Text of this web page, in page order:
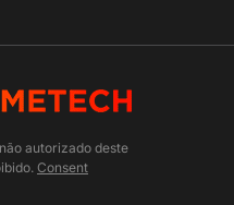
autorizado deste
Consent